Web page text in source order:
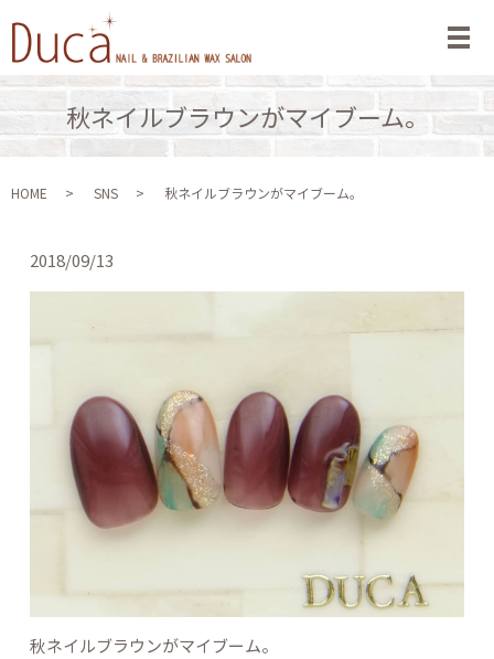
メ
秋ネイルブラウンがマイブーム。
HOME SNS 秋ネイルブラウンがマイブーム。
2018/09/13
秋ネイルブラウンがマイブーム。